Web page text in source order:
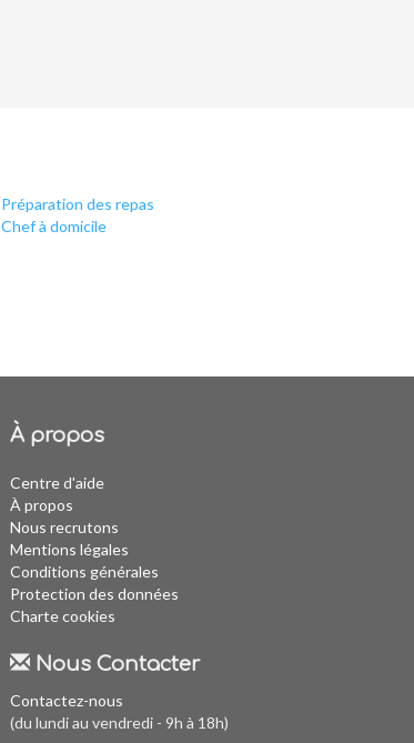
Préparation des repas
Chef à domicile
À propos
Centre d'aide
À propos
Nous recrutons
Mentions légales
Conditions générales
Protection des données
Charte cookies
Nous Contacter
Contactez-nous
(du lundi au vendredi - 9h à 18h)